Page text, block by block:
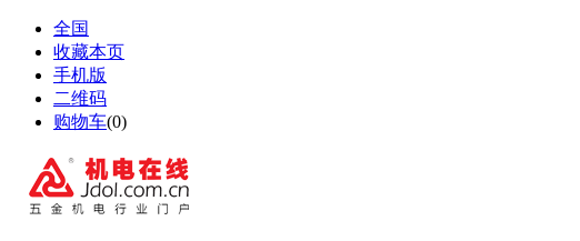
全国
收藏本页
手机版
二维码
购物车(0)